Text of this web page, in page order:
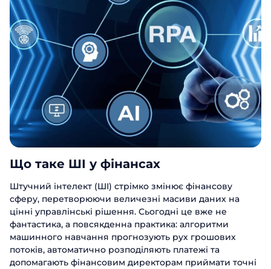
Що таке ШІ у фінансах
Штучний інтелект (ШІ) стрімко змінює фінансову
сферу, перетворюючи величезні масиви даних на
цінні управлінські рішення. Сьогодні це вже не
фантастика, а повсякденна практика: алгоритми
машинного навчання прогнозують рух грошових
потоків, автоматично розподіляють платежі та
допомагають фінансовим директорам приймати точні